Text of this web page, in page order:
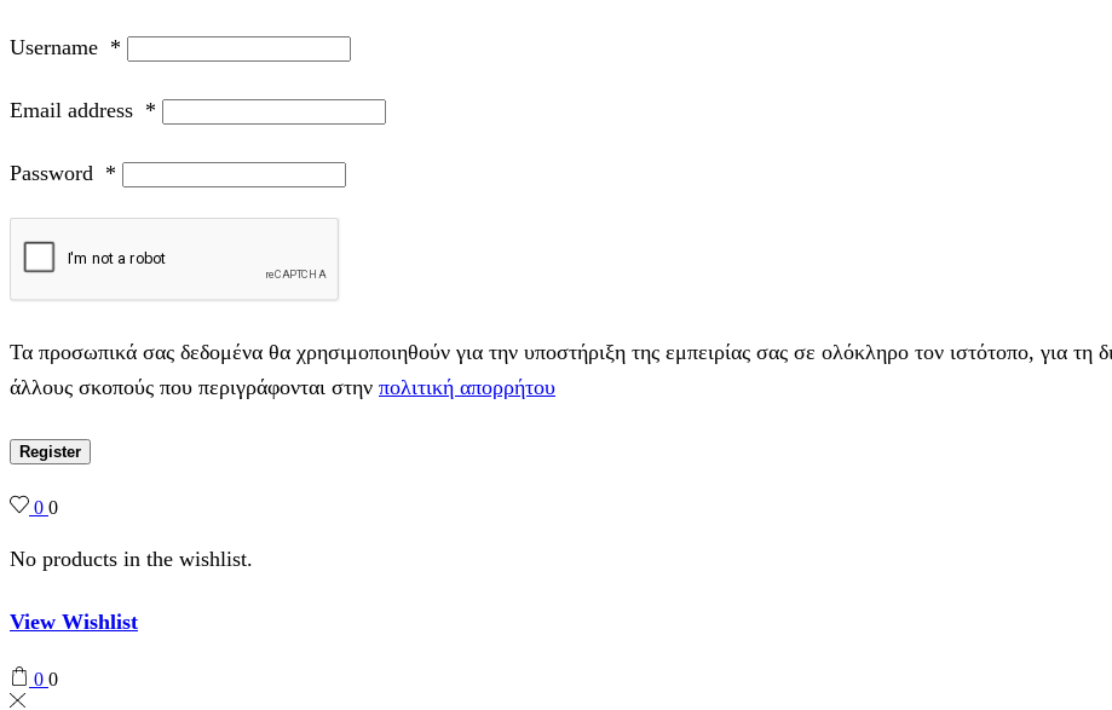
Username *
Email address *
Password *
Τα προσωπικά σας δεδομένα θα χρησιμοποιηθούν για την υποστήριξη της εμπειρίας σας σε ολόκληρο τον ιστότοπο, για τη
άλλους σκοπούς που περιγράφονται στην πολιτική απορρήτου
Register
0 0
No products in the wishlist.
View Wishlist
0 0